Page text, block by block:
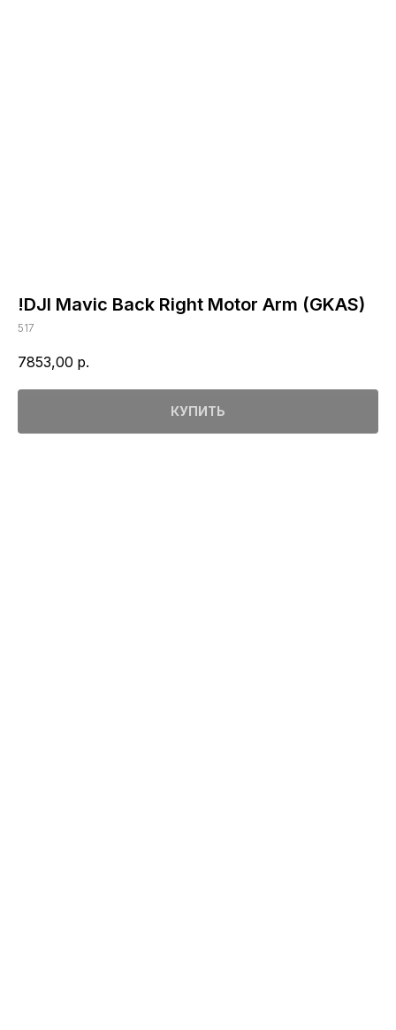
!DJI Mavic Back Right Motor Arm (GKAS)
517
7853,00 р.
КУПИТЬ